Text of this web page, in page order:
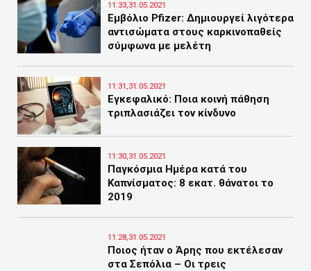
11:33,31.05.2021
Εμβόλιο Pfizer: Δημιουργεί λιγότερα
αντισώματα στους καρκινοπαθείς
σύμφωνα με μελέτη
11:31,31.05.2021
Εγκεφαλικό: Ποια κοινή πάθηση
τριπλασιάζει τον κίνδυνο
11:30,31.05.2021
Παγκόσμια Ημέρα κατά του
Καπνίσματος: 8 εκατ. θάνατοι το
2019
11:28,31.05.2021
Ποιος ήταν ο Άρης που εκτέλεσαν
στα Σεπόλια – Οι τρεις